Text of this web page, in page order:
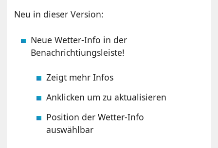
Neu in dieser Version:
Neue Wetter-Info in der
Benachrichtiungsleiste!
Zeigt mehr Infos
Anklicken um zu aktualisieren
Position der Wetter-Info
auswählbar